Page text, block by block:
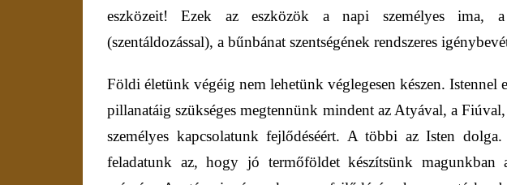
eszközeit! Ezek az eszközök a napi személyes ima, a
(szentáldozással), a bűnbánat szentségének rendszeres
Földi életünk végéig nem lehetünk véglegesen készen.
pillanatáig szükséges megtennünk mindent az Atyával, a
személyes kapcsolatunk fejlődéséért. A többi az Isten
feladatunk az, hogy jó termőföldet készítsünk magunkban